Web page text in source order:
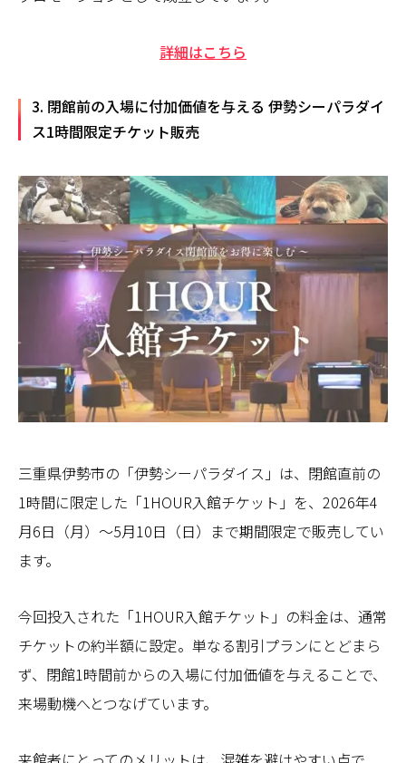
詳細はこちら
3. 閉館前の入場に付加価値を与える 伊勢シーパラダイ
ス1時間限定チケット販売
三重県伊勢市の「伊勢シーパラダイス」は、閉館直前の
1時間に限定した「1HOUR入館チケット」を、2026年4
月6日（月）～5月10日（日）まで期間限定で販売してい
ます。
今回投入された「1HOUR入館チケット」の料金は、通常
チケットの約半額に設定。単なる割引プランにとどまら
ず、閉館1時間前からの入場に付加価値を与えることで、
来場動機へとつなげています。